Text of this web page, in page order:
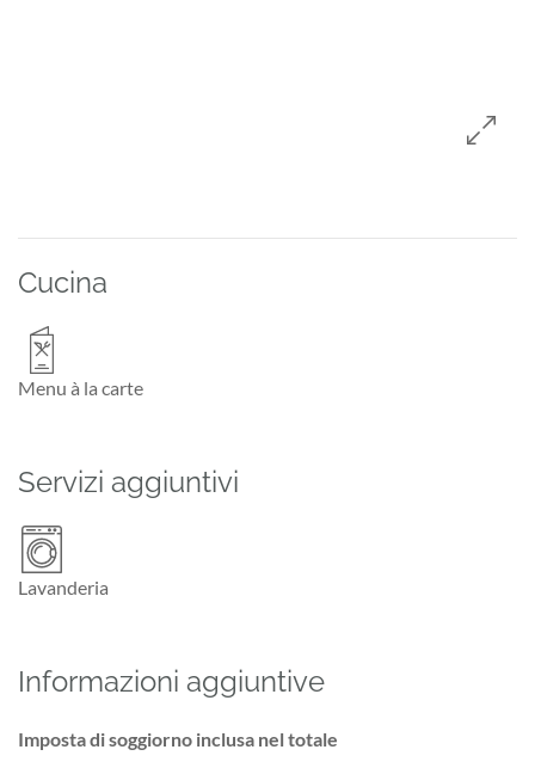
Cucina
Menu à la carte
Servizi aggiuntivi
Lavanderia
Informazioni aggiuntive
Imposta di soggiorno inclusa nel totale